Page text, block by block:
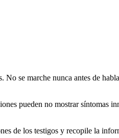
No se marche nunca antes de
pueden no mostrar síntomas
de los testigos y recopile la